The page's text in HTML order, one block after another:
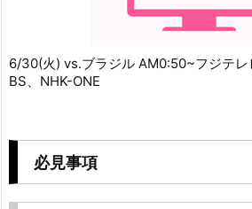
6/30(火) vs.ブラジル AM0:50~フジテレ
BS、NHK-ONE
必見事項